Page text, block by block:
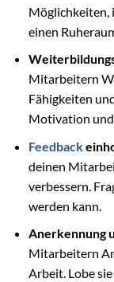
Möglichkeiten,
einen
Mitarbeitern
Fähigkeiten
Motivation
Feedback
deinen
verbessern.
werden kann.
Anerkennung
Mitarbeitern
Arbeit. Lobe